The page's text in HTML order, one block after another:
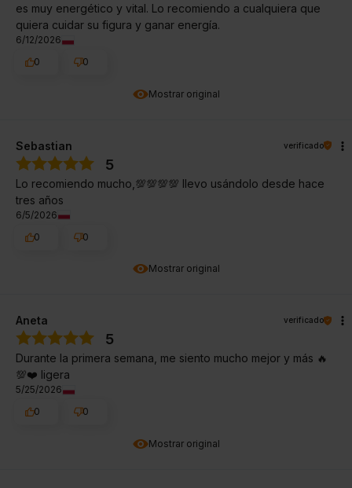
Mostrar original
es muy energético y vital. Lo recomiendo a cualquiera que
quiera cuidar su figura y ganar energía.
6/12/2026
0
0
Mostrar original
Sebastian verificado
5
Lo recomiendo mucho,💯💯💯💯 llevo usándolo desde hace
tres años
6/5/2026
0
0
Mostrar original
Aneta verificado
5
Durante la primera semana, me siento mucho mejor y más 🔥
💯❤️ ligera
5/25/2026
0
0